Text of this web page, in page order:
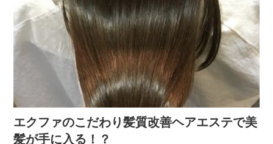
エクファのこだわり髪質改善ヘアエステで美
髪が手に入る！？